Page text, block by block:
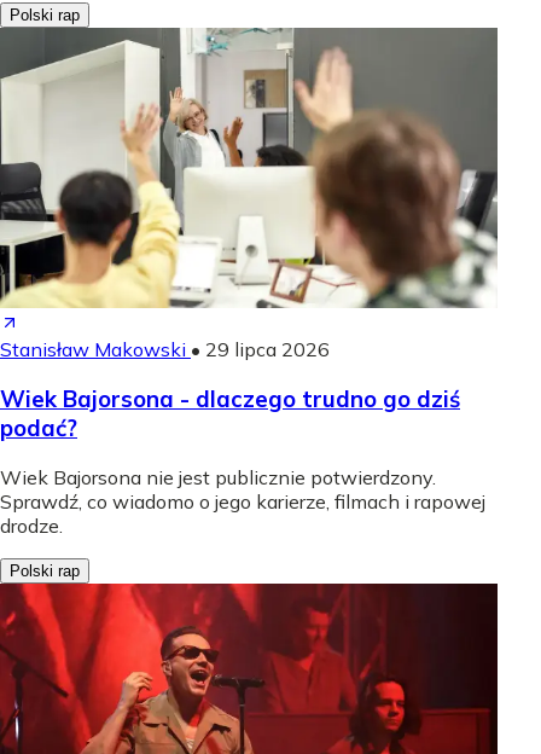
Polski rap
Stanisław Makowski • 29 lipca 2026
Wiek Bajorsona - dlaczego trudno go dziś
podać?
Wiek Bajorsona nie jest publicznie potwierdzony.
Sprawdź, co wiadomo o jego karierze, filmach i rapowej
drodze.
Polski rap